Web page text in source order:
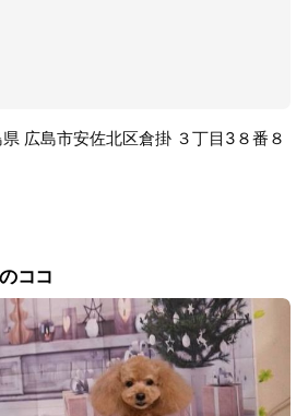
広島市安佐北区倉掛 ３丁目3８番８
ココ